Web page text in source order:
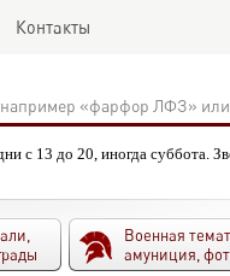
Контакты
с 13 до 20, иногда суббота.
Военная
амуниция,